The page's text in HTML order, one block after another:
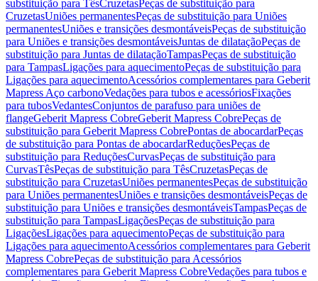
substituição para TêsCruzetasPeças de substituição para
CruzetasUniões permanentesPeças de substituição para Uniões
permanentesUniões e transições desmontáveisPeças de substituição
para Uniões e transições desmontáveisJuntas de dilataçãoPeças de
substituição para Juntas de dilataçãoTampasPeças de substituição
para TampasLigações para aquecimentoPeças de substituição para
Ligações para aquecimentoAcessórios complementares para Geberit
Mapress Aço carbonoVedações para tubos e acessóriosFixações
para tubosVedantesConjuntos de parafuso para uniões de
flangeGeberit Mapress CobreGeberit Mapress CobrePeças de
substituição para Geberit Mapress CobrePontas de abocardarPeças
de substituição para Pontas de abocardarReduçõesPeças de
substituição para ReduçõesCurvasPeças de substituição para
CurvasTêsPeças de substituição para TêsCruzetasPeças de
substituição para CruzetasUniões permanentesPeças de substituição
para Uniões permanentesUniões e transições desmontáveisPeças de
substituição para Uniões e transições desmontáveisTampasPeças de
substituição para TampasLigaçõesPeças de substituição para
LigaçõesLigações para aquecimentoPeças de substituição para
Ligações para aquecimentoAcessórios complementares para Geberit
Mapress CobrePeças de substituição para Acessórios
complementares para Geberit Mapress CobreVedações para tubos e